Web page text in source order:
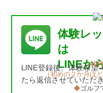
40
（初めの２か月ほ
◆ゴルフ
体験レ
は
LINEか
LINE登録後、体験希望
たら返信させていただ